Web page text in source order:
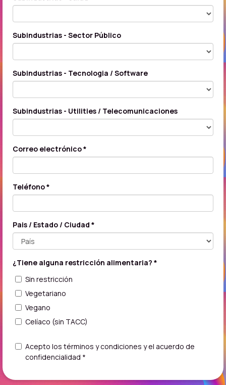
Subindustrias - Sector Público
Subindustrias - Tecnologia / Software
Subindustrias - Utilities / Telecomunicaciones
Correo electrónico *
Teléfono *
Pais / Estado / Ciudad *
¿Tiene alguna restricción alimentaria? *
Sin restricción
Vegetariano
Vegano
Celíaco (sin TACC)
Acepto los términos y condiciones y el acuerdo de
confidencialidad *